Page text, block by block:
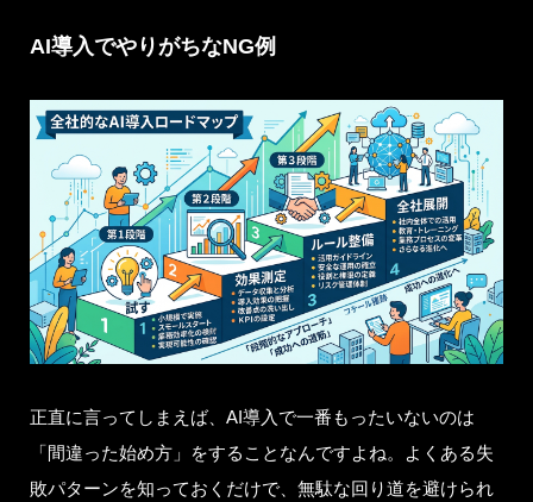
AI導入でやりがちなNG例
正直に言ってしまえば、AI導入で一番もったいないのは
「間違った始め方」をすることなんですよね。よくある失
敗パターンを知っておくだけで、無駄な回り道を避けられ